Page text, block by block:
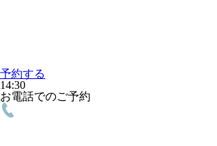
予約する
14:30
お電話でのご予約